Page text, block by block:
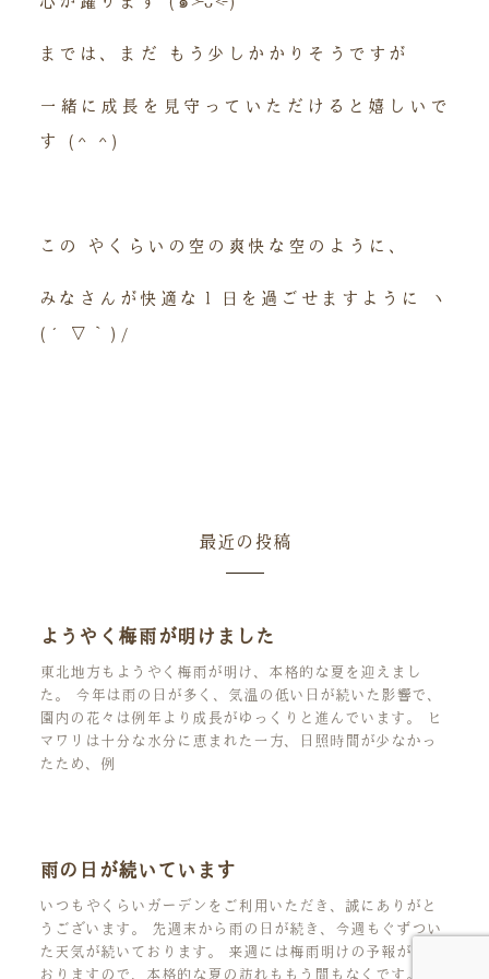
までは、まだ もう少しかかりそうですが
一緒に成長を見守っていただけると嬉しいで
す (^ ^)
この やくらいの空の爽快な空のように、
みなさんが快適な１日を過ごせますように ヽ
(´▽｀)/
最近の投稿
ようやく梅雨が明けました
東北地方もようやく梅雨が明け、本格的な夏を迎えまし
た。 今年は雨の日が多く、気温の低い日が続いた影響で、
園内の花々は例年より成長がゆっくりと進んでいます。 ヒ
マワリは十分な水分に恵まれた一方、日照時間が少なかっ
たため、例
雨の日が続いています
いつもやくらいガーデンをご利用いただき、誠にありがと
うございます。 先週末から雨の日が続き、今週もぐずつい
た天気が続いております。 来週には梅雨明けの予報が出て
おりますので、本格的な夏の訪れももう間もなくです。 雨